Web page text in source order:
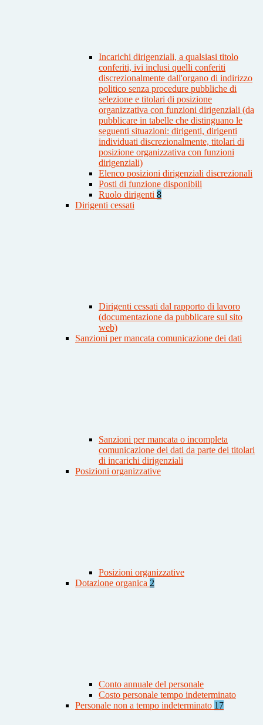
Incarichi dirigenziali, a qualsiasi titolo
conferiti, ivi inclusi quelli conferiti
discrezionalmente dall'organo di indirizzo
politico senza procedure pubbliche di
selezione e titolari di posizione
organizzativa con funzioni dirigenziali (da
pubblicare in tabelle che distinguano le
seguenti situazioni: dirigenti, dirigenti
individuati discrezionalmente, titolari di
posizione organizzativa con funzioni
dirigenziali)
Elenco posizioni dirigenziali discrezionali
Posti di funzione disponibili
Ruolo dirigenti 8
Dirigenti cessati
Dirigenti cessati dal rapporto di lavoro
(documentazione da pubblicare sul sito
web)
Sanzioni per mancata comunicazione dei dati
Sanzioni per mancata o incompleta
comunicazione dei dati da parte dei titolari
di incarichi dirigenziali
Posizioni organizzative
Posizioni organizzative
Dotazione organica 2
Conto annuale del personale
Costo personale tempo indeterminato
Personale non a tempo indeterminato 17